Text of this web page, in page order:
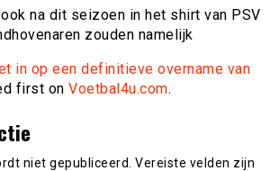
na dit seizoen in het shirt van PSV
zouden namelijk
in op een definitieve overname van
first on Voetbal4u.com.
niet gepubliceerd. Vereiste velden zijn